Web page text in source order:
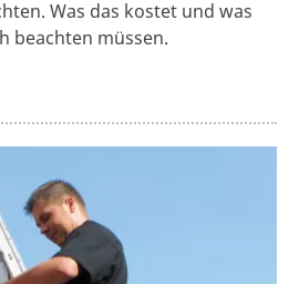
Was das kostet und was
beachten müssen.